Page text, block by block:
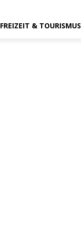
FREIZEIT & TOURISMUS